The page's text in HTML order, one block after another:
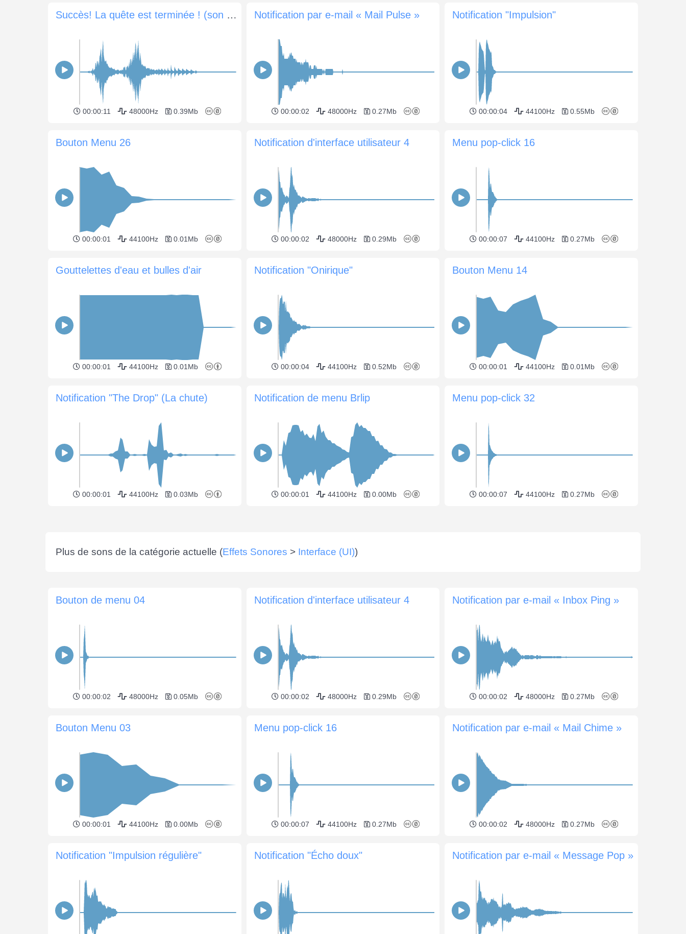
Succès! La quête est terminée ! (son RPG)
00:00:11 48000Hz 0.39Mb
Notification par e-mail « Mail Pulse »
00:00:02 48000Hz 0.27Mb
Notification "Impulsion"
00:00:04 44100Hz 0.55Mb
Bouton Menu 26
00:00:01 44100Hz 0.01Mb
Notification d'interface utilisateur 4
00:00:02 48000Hz 0.29Mb
Menu pop-click 16
00:00:07 44100Hz 0.27Mb
Gouttelettes d'eau et bulles d'air
00:00:01 44100Hz 0.01Mb
Notification "Onirique"
00:00:04 44100Hz 0.52Mb
Bouton Menu 14
00:00:01 44100Hz 0.01Mb
Notification "The Drop" (La chute)
00:00:01 44100Hz 0.03Mb
Notification de menu Brlip
00:00:01 44100Hz 0.00Mb
Menu pop-click 32
00:00:07 44100Hz 0.27Mb
Plus de sons de la catégorie actuelle (Effets Sonores > Interface (UI))
Bouton de menu 04
00:00:02 48000Hz 0.05Mb
Notification d'interface utilisateur 4
00:00:02 48000Hz 0.29Mb
Notification par e-mail « Inbox Ping »
00:00:02 48000Hz 0.27Mb
Bouton Menu 03
00:00:01 44100Hz 0.00Mb
Menu pop-click 16
00:00:07 44100Hz 0.27Mb
Notification par e-mail « Mail Chime »
00:00:02 48000Hz 0.27Mb
Notification "Impulsion régulière" Notification "Éсho doux" Notification par e-mail « Message Pop »